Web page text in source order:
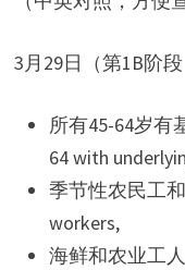
3月29日（第1B阶
所有45-64岁有
64 with
季节性农民工
workers,
海鲜和农业工